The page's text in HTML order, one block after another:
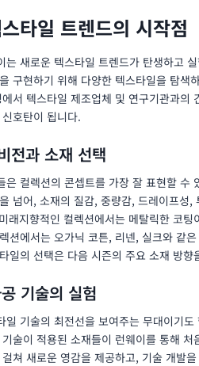
타일 트렌드의 시작점
는 새로운 텍스타일 트렌드가 탄생하고
구현하기 위해 다양한 텍스타일을 탐색
서 텍스타일 제조업체 및 연구기관과의
호탄이 됩니다.
전과 소재 선택
은 컬렉션의 콘셉트를 가장 잘 표현할
넘어, 소재의 질감, 중량감, 드레이프성
래지향적인 컬렉션에서는 메탈릭한 코
션에서는 오가닉 코튼, 리넨, 실크와 같
일의 선택은 다음 시즌의 주요 소재 방
기술의 실험
일 기술의 최전선을 보여주는 무대이기
술이 적용된 소재들이 런웨이를 통해
쳐 새로운 영감을 제공하고, 기술 개발